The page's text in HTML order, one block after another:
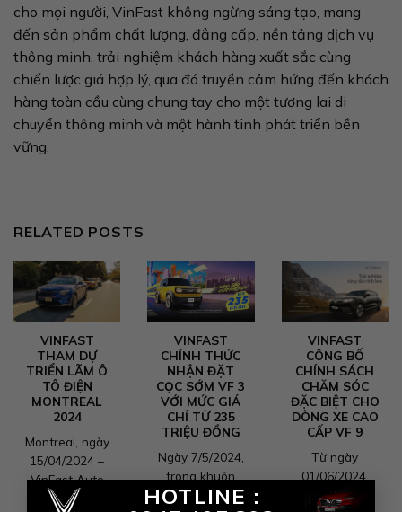
HOTLINE :
×
cho mọi người, VinFast không ngừng sáng tạo, mang
đến sản phẩm chất lượng, đẳng cấp, nền tảng dịch vụ
thông minh, trải nghiệm khách hàng xuất sắc cùng
chiến lược giá hợp lý, qua đó truyền cảm hứng đến khách
hàng toàn cầu cùng chung tay cho một tương lai di
chuyển thông minh và một hành tinh phát triển bền
vững.
RELATED POSTS
VINFAST
THAM DỰ
TRIỂN LÃM Ô
TÔ ĐIỆN
MONTREAL
2024
Montreal, ngày
15/04/2024 –
VinFast Auto
công bố tham
VINFAST
CHÍNH THỨC
NHẬN ĐẶT
CỌC SỚM VF 3
VỚI MỨC GIÁ
CHỈ TỪ 235
TRIỆU ĐỒNG
Ngày 7/5/2024,
trong khuôn
khổ Hội nghị
VINFAST
CÔNG BỐ
CHÍNH SÁCH
CHĂM SÓC
ĐẶC BIỆT CHO
DÒNG XE CAO
CẤP VF 9
Từ ngày
01/06/2024,
VinFast áp